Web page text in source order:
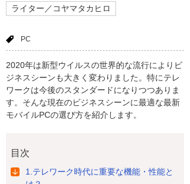
ライター／コヤマタカヒロ
PC
2020年は新型ウイルスの世界的な流行によりビ
ジネスシーンも大きく変わりました。特にテレ
ワークは今後のスタンダードになりつつありま
す。そんな現在のビジネスシーンに最適な最新
モバイルPCの選び方を紹介します。
目次
1.テレワーク時代に重要な機能・性能と